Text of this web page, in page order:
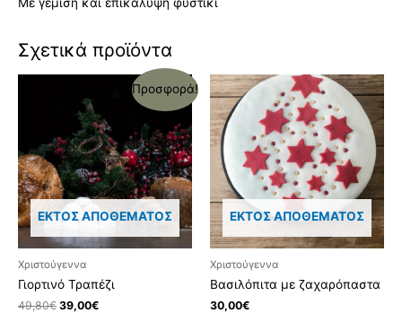
Σχετικά προϊόντα
Προσφορά!
ΕΚΤΌΣ ΑΠΟΘΈΜΑΤΟΣ
Χριστούγεννα
Γιορτινό Τραπέζι
49,80€ 39,00€
ΕΚΤΌΣ ΑΠΟΘΈΜΑΤΟΣ
Χριστούγεννα
Βασιλόπιτα με ζαχαρόπαστα
30,00€